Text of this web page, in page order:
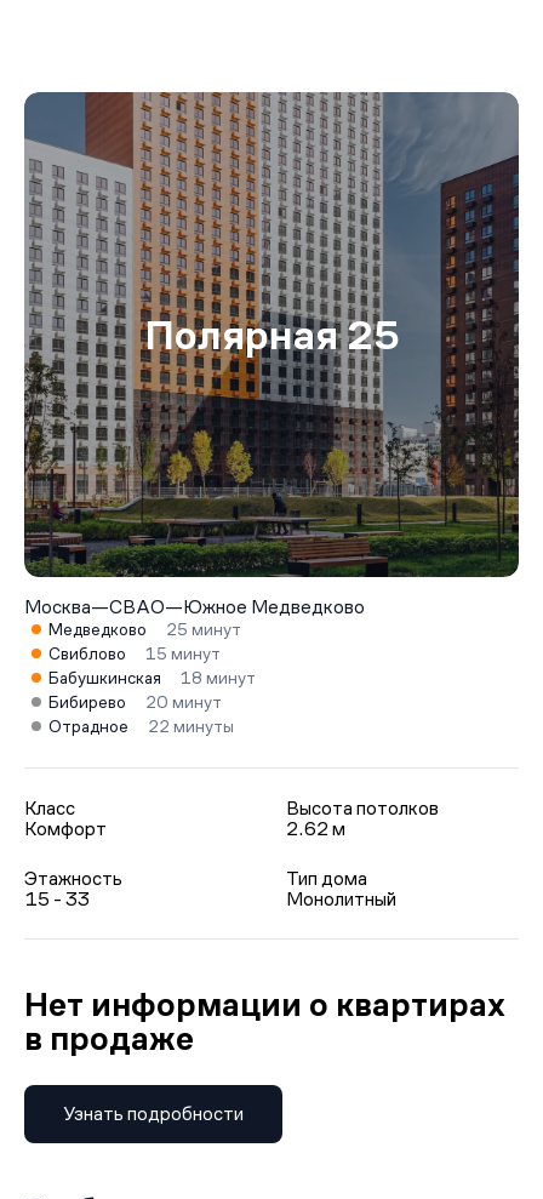
Полярная 25
Москва—СВАО—Южное Медведково
Медведково
25 минут
Свиблово
15 минут
Бабушкинская
18 минут
Бибирево
20 минут
Отрадное
22 минуты
Класс
Комфорт
Высота потолков
2.62 м
Этажность
15 - 33
Тип дома
Монолитный
Нет информации о квартирах
в продаже
Узнать подробности